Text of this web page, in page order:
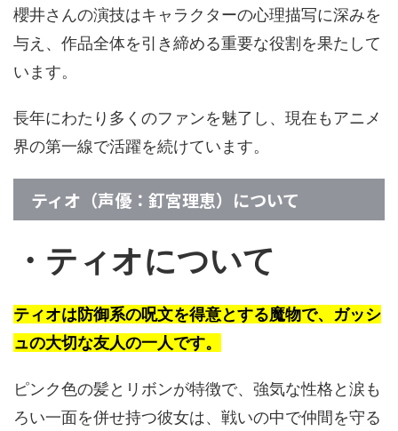
櫻井さんの演技はキャラクターの心理描写に深みを
与え、作品全体を引き締める重要な役割を果たして
います。
長年にわたり多くのファンを魅了し、現在もアニメ
界の第一線で活躍を続けています。
ティオ（声優：釘宮理恵）について
・ティオについて
ティオは防御系の呪文を得意とする魔物で、ガッシ
ュの大切な友人の一人です。
ピンク色の髪とリボンが特徴で、強気な性格と涙も
ろい一面を併せ持つ彼女は、戦いの中で仲間を守る